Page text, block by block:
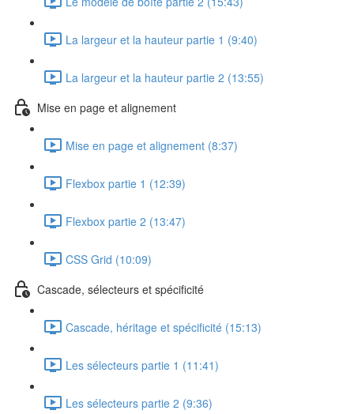
La largeur et la hauteur partie 1 (9:40)
La largeur et la hauteur partie 2 (13:55)
Mise en page et alignement
Mise en page et alignement (8:37)
Flexbox partie 1 (12:39)
Flexbox partie 2 (13:47)
CSS Grid (10:09)
Cascade, sélecteurs et spécificité
Cascade, héritage et spécificité (15:13)
Les sélecteurs partie 1 (11:41)
Les sélecteurs partie 2 (9:36)